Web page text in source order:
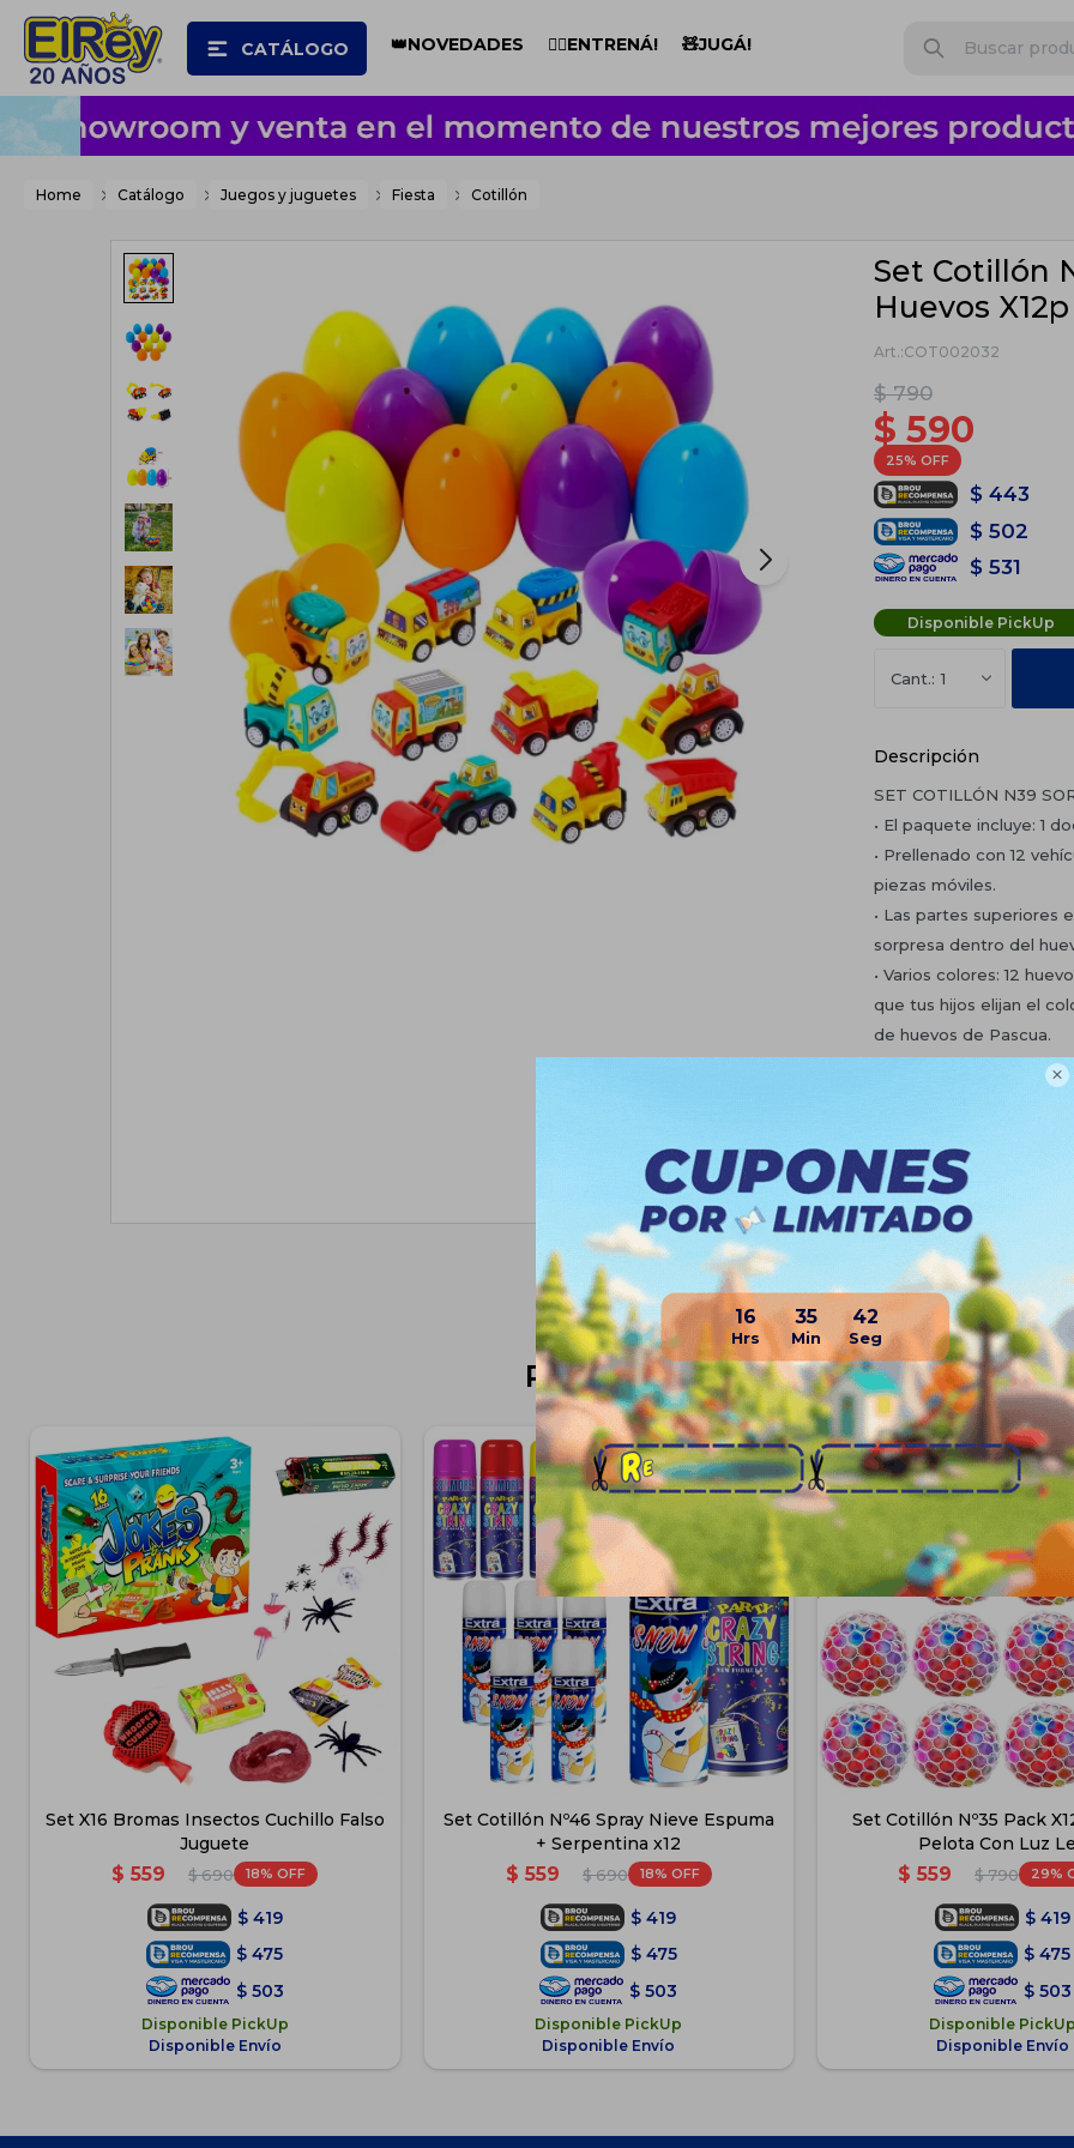

16 35 41
CATÁLOGO 👑NOVEDADES 🏋️‍♂️ENTRENÁ! 🧸JUGÁ!
Home Catálogo Juegos y juguetes Fiesta Cotillón
Set Cotillón
Huevos
COT002032
$ 790
$ 590
25
$ 443
$ 502
$ 531
Disponible PickUp
1
Descripción
SET COTILLÓN N39
• El paquete incluye: 1
• Prellenado con 12
piezas móviles.
• Las partes superiores
sorpresa dentro del
• Varios colores: 12
que tus hijos elijan el
de huevos de Pascua.
Planes de cuotas
Envíos
Medios de pago
Productos que te pueden
Set X16 Bromas Insectos Cuchillo Falso
Juguete
$ 559 $ 690 18
$ 419
$ 475
$ 503
Disponible PickUp
Disponible Envío
Set Cotillón Nº46 Spray Nieve Espuma
+ Serpentina x12
$ 559 $ 690 18
$ 419
$ 475
$ 503
Disponible PickUp
Disponible Envío
Set Cotillón Nº35 Pack
Pelota Con Luz
$ 559 $ 790 29
$ 419
$ 475
$ 503
Disponible
Disponible Envío